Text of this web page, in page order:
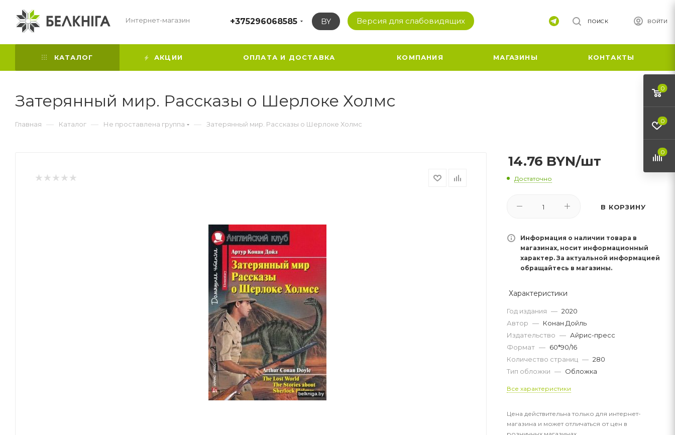
Интернет-магазин +375296068585 BY Версия для слабовидящих ВОЙТИ
ПОИСК
КАТАЛОГ АКЦИИ ОПЛАТА И ДОСТАВКА КОМПАНИЯ МАГАЗИНЫ КОНТАКТЫ
Затерянный мир. Рассказы о Шерлоке Холмс
Главная — Каталог — Не проставлена группа — Затерянный мир. Рассказы о Шерлоке Холмс
14.76 BYN/шт
Достаточно
В КОРЗИНУ
Информация о наличии товара в
магазинах, носит информационный
характер. За актуальной информацией
обращайтесь в магазины.
Характеристики
Год издания — 2020
Автор — Конан Дойль
Издательство — Айрис-пресс
Формат — 60*90/16
Количество страниц — 280
Тип обложки — Обложка
Все характеристики
Цена действительна только для интернет-
магазина и может отличаться от цен в
0
0
0